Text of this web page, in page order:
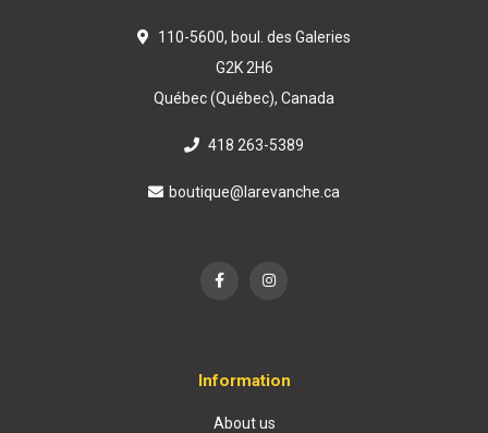
110-5600, boul. des Galeries
G2K 2H6
Québec (Québec), Canada
418 263-5389
boutique@larevanche.ca
Information
About us